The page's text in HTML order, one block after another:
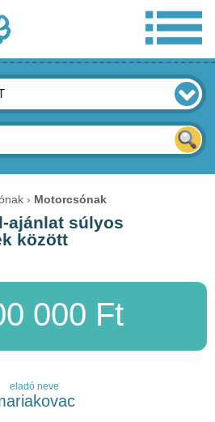
Motorcsónak
ajánlat súlyos
között
000 Ft
eladó neve